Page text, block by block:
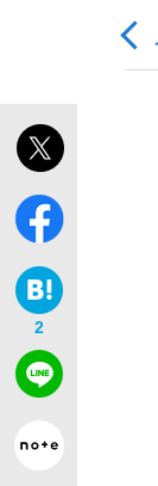
2